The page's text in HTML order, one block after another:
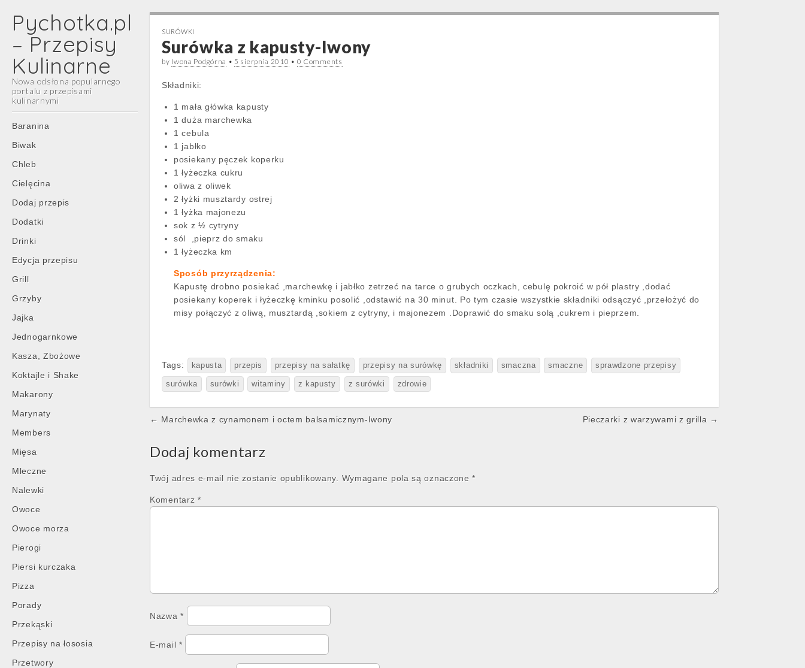
Pychotka.pl
– Przepisy
Kulinarne
Nowa odsłona popularnego
portalu z przepisami
kulinarnymi
Main
menu
Skip
content
Baranina
Biwak
Chleb
Cielęcina
Dodaj przepis
Dodatki
Drinki
Edycja przepisu
Grill
Grzyby
Jajka
Jednogarnkowe
Kasza, Zbożowe
Koktajle i Shake
Makarony
Marynaty
Members
Mięsa
Mleczne
Nalewki
Owoce
Owoce morza
Pierogi
Piersi kurczaka
Pizza
Porady
Przekąski
Przepisy na łososia
Przetwory
SURÓWKI
Surówka z kapusty-Iwony
by Iwona Podgórna • 5 sierpnia 2010 • 0 Comments
Składniki:
1 mała główka kapusty
1 duża marchewka
1 cebula
1 jabłko
posiekany pęczek koperku
1 łyżeczka cukru
oliwa z oliwek
2 łyżki musztardy ostrej
1 łyżka majonezu
sok z ½ cytryny
sól ,pieprz do smaku
1 łyżeczka km
Sposób przyrządzenia:
Kapustę drobno posiekać ,marchewkę i jabłko zetrzeć na tarce o grubych oczkach, cebulę pokroić w pół plastry ,dodać
posiekany koperek i łyżeczkę kminku posolić ,odstawić na 30 minut. Po tym czasie wszystkie składniki odsączyć ,przełożyć do
misy połączyć z oliwą, musztardą ,sokiem z cytryny, i majonezem .Doprawić do smaku solą ,cukrem i pieprzem.
Tags: kapusta przepis przepisy na sałatkę przepisy na surówkę składniki smaczna smaczne sprawdzone przepisy
surówka surówki witaminy z kapusty z surówki zdrowie
Post
← Marchewka z cynamonem i octem balsamicznym-Iwony Pieczarki z warzywami z grilla →
Dodaj komentarz
Twój adres e-mail nie zostanie opublikowany. Wymagane pola są oznaczone*
Komentarz *
Nazwa*
E-mail *